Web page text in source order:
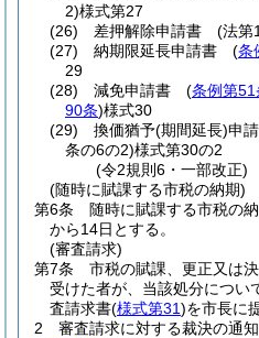
2)様式第27
(26)
差押解除申請書 (法第
(27)
納期限延長申請書 (条
29
(28)
減免申請書 (条例第51
90条)様式30
(29)
換価猶予(期間延長)申
条の6の2)様式第30の2
(令2規則6・一部改正)
(随時に賦課する市税の納期)
第6条
随時に賦課する市税の
から14日とする。
(審査請求)
第7条
市税の賦課、更正又は
受けた者が、当該処分につい
査請求書(様式第31)を市長に
2
審査請求に対する裁決の通